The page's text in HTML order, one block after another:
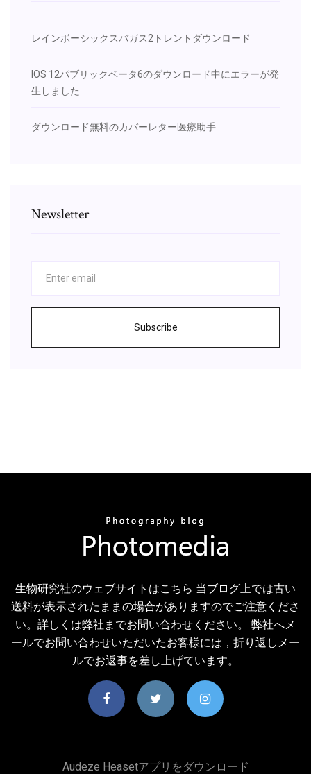
レインボーシックスバガス2トレントダウンロード
IOS 12パブリックベータ6のダウンロード中にエラーが発
生しました
ダウンロード無料のカバーレター医療助手
Newsletter
Subscribe
生物研究社のウェブサイトはこちら 当ブログ上では古い
送料が表示されたままの場合がありますのでご注意くださ
い。詳しくは弊社までお問い合わせください。 弊社へメ
ールでお問い合わせいただいたお客様には，折り返しメー
ルでお返事を差し上げています。
Audeze Heasetアプリをダウンロード